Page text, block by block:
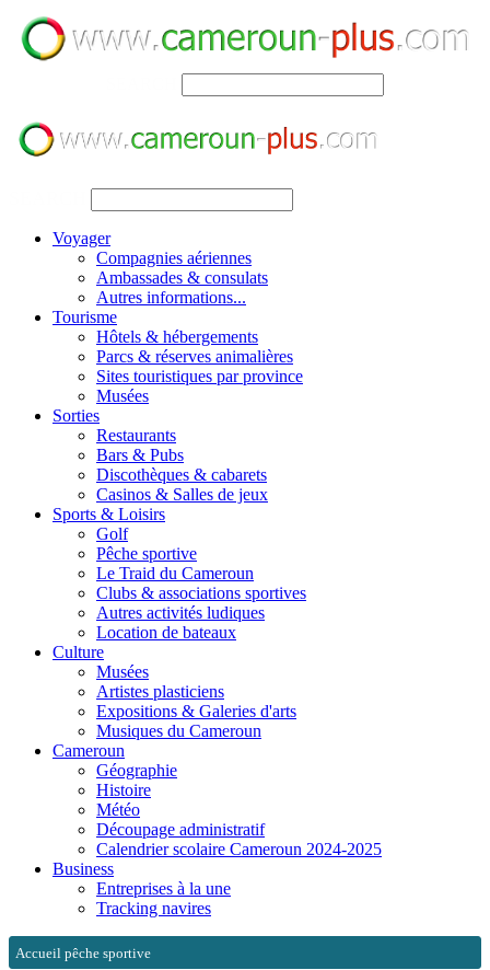
Voyager
Compagnies aériennes
Ambassades & consulats
Autres informations...
Tourisme
Hôtels & hébergements
Parcs & réserves animalières
Sites touristiques par province
Musées
Sorties
Restaurants
Bars & Pubs
Discothèques & cabarets
Casinos & Salles de jeux
Sports & Loisirs
Golf
Pêche sportive
Le Traid du Cameroun
Clubs & associations sportives
Autres activités ludiques
Location de bateaux
Culture
Musées
Artistes plasticiens
Expositions & Galeries d'arts
Musiques du Cameroun
Cameroun
Géographie
Histoire
Météo
Découpage administratif
Calendrier scolaire Cameroun 2024-2025
Business
Entreprises à la une
Tracking navires
Accueil pêche sportive